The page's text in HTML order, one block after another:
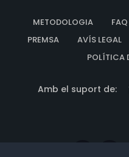
METODOLOGIA FAQ
PREMSA
AVÍS LEGAL
POLÍTICA
Amb el suport de: